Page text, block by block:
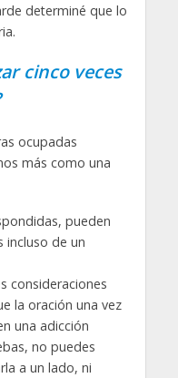
determiné que lo
cinco veces
ocupadas
más como una
pueden
incluso de un
consideraciones
la oración una vez
una adicción
no puedes
a un lado, ni